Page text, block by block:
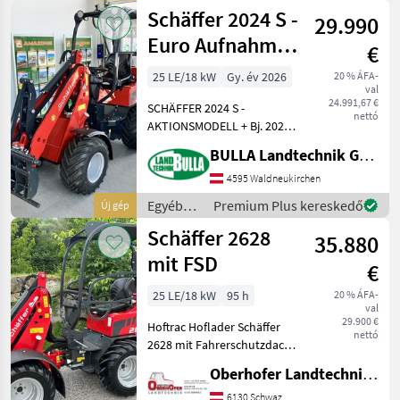
mezőgazdasági
erőgépek
/
Schäffer
Új gép
Schäffer 2024 S -
Euro Aufnahme -
Aktionsmodell
29.990
€
20 % ÁFA-
val
24.991,67 €
nettó
25 LE/18 kW
Gy. év 2026
SCHÄFFER 2024 S -
AKTIONSMODELL + Bj. 2026,
Dieselmotor Kubota mit 25
PS + Hydrostatischer
Allradantrieb mit
automotiver Steuerung +
Bereifu
BULLA Landtechnik GmbH
4595 Waldneukirchen
Egyéb
mezőgazdasági
erőgépek
/
Schäffer
Premium Plus kereskedő
Schäffer 2628
mit FSD
35.880
€
20 % ÁFA-
val
29.900 €
nettó
25 LE/18 kW
95 h
Hoftrac Hoflader Schäffer
2628 mit Fahrerschutzdach
D1105 + Leistung 18, 5 KW =
Oberhofer Landtechnik GmbH
6130 Schwaz